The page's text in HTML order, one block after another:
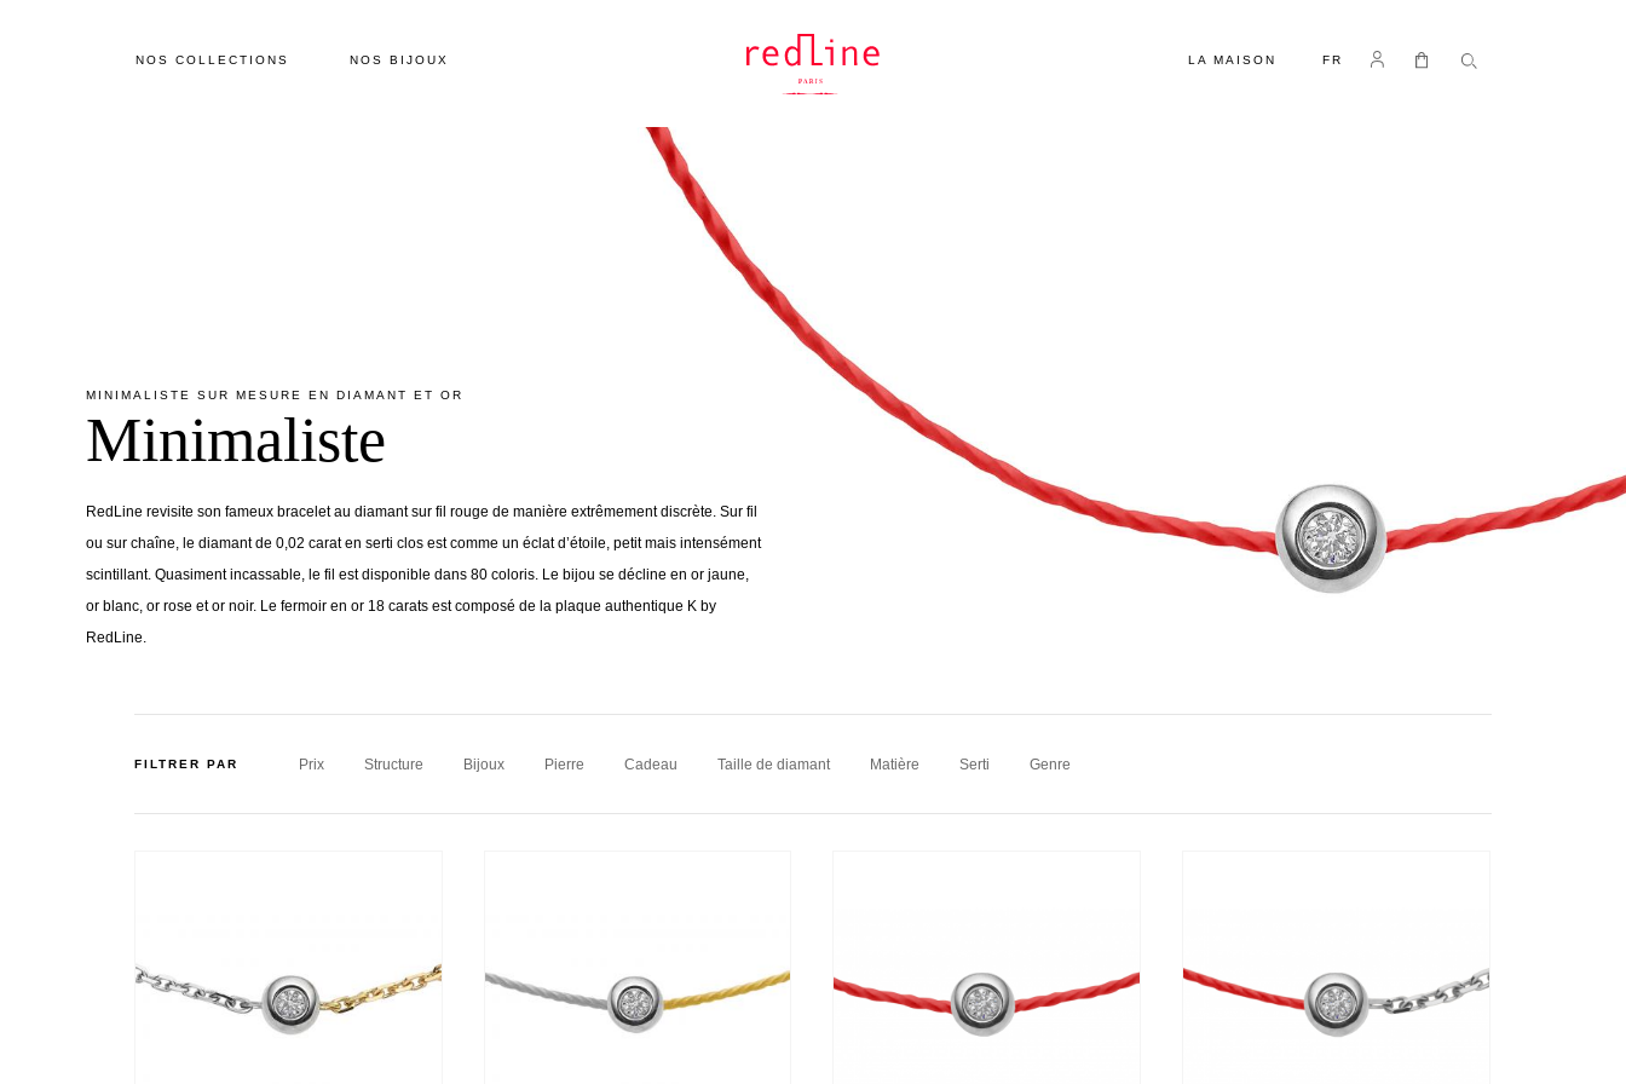
NOS COLLECTIONS NOS BIJOUX LA MAISON FR Se connecter
Mon panier
MINIMALISTE SUR MESURE EN DIAMANT ET OR
Minimaliste
RedLine revisite son fameux bracelet au diamant sur fil rouge de manière extrêmement discrète. Sur fil
ou sur chaîne, le diamant de 0,02 carat en serti clos est comme un éclat d’étoile, petit mais intensément
scintillant. Quasiment incassable, le fil est disponible dans 80 coloris. Le bijou se décline en or jaune,
or blanc, or rose et or noir. Le fermoir en or 18 carats est composé de la plaque authentique K by
RedLine.
FILTRER PAR Prix Structure Bijoux Pierre Cadeau Taille de diamant Matière Serti Genre